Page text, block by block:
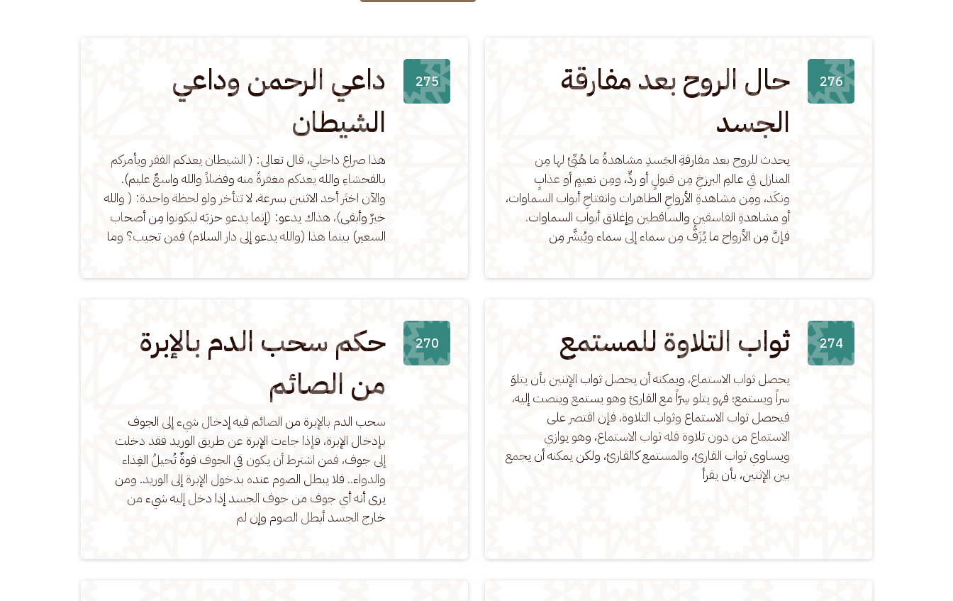
276
حال الروح بعد مفارقة
الجسد
يحدث للروح بعد مفارقةِ الجَسدِ مشاهدةُ ما هُيِّئ لها مِن
المنازل في عالمِ البرزخِ مِن قبولٍ أو ردٍّ، ومِن نعيمٍ أو عذابٍ
ونكَد، ومِن مشاهدةِ الأرواحِ الطاهرات وانفتاحِ أبواب السماوات،
أو مشاهدةِ الفاسقين والساقطين وإغلاق أبواب السماوات.
فإنَّ مِن الأرواح ما يُزَفُّ مِن سماء إلى سماء ويُبشَّر مِن
275
داعي الرحمن وداعي
الشيطان
هذا صراع داخلي، قال تعالى: ( الشيطان يعدكم الفقر ويأمركم
بالفحشاءِ والله يعدكم مغفرةً منه وفضلاً والله واسعٌ عليم).
والآن اختَر أحد الاثنين بسرعة، لا تتأخر ولو لحظة واحدة: ( والله
خيرٌ وأبقى)، هذاك يدعو: (إنما يدعو حزبَه ليكونوا مِن أصحاب
السعير) بينما هذا (والله يدعو إلى دار السلام) فمن تجيب؟ وما
274 ثواب التلاوة للمستمع
يحصل ثواب الاستماع، ويمكنه أن يحصل ثواب الإثنين بأن يتلوَ
سراً ويستمع؛ فهو يتلو سِرّاً مع القارئ وهو يستمع وينصت إليه،
فيحصل ثواب الاستماع وثواب التلاوة، فإن اقتصر على
الاستماع من دون تلاوة فله ثواب الاستماع، وهو يوازي
ويساوي ثواب القارئ، والمستمع كالقارئ، ولكن يمكنه أن يجمع
بين الإثنين، بأن يقرأ
270
حكم سحب الدم بالإبرة
من الصائم
سحب الدم بالإبرة من الصائم فيه إدخال شيء إلى الجوف
بإدخال الإبرة، فإذا جاءت الإبرة عن طريق الوريد فقد دخلت
إلى جوف، فمن اشترط أن يكون في الجوف قوةٌ تُحيلُ الغِذاء
والدواء.. فلا يبطل الصوم عنده بدخول الإبرة إلى الوريد. ومن
يرى أنه أي جوف من جوف الجسد إذا دخل إليه شيء من
خارج الجسد أبطل الصوم وإن لم